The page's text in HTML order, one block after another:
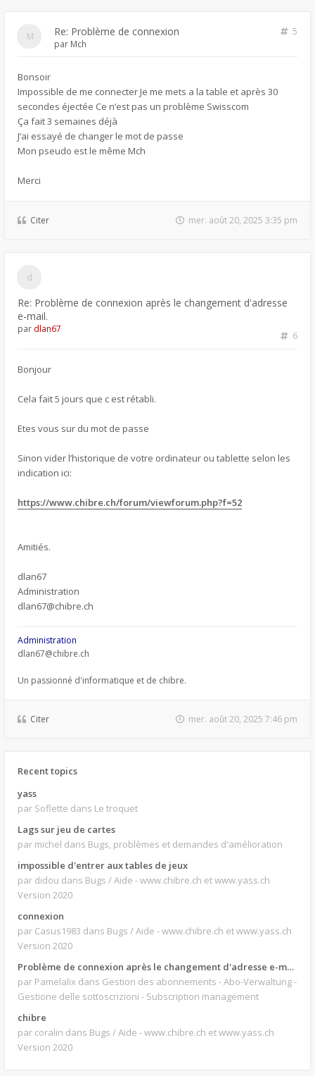
Re: Problème de connexion
5
par Mch
Bonsoir
Impossible de me connecter Je me mets a la table et après 30
secondes éjectée Ce n’est pas un problème Swisscom
Ça fait 3 semaines déjà
J’ai essayé de changer le mot de passe
Mon pseudo est le même Mch
Merci
Citer mer. août 20, 2025 3:35 pm
Re: Problème de connexion après le changement d'adresse
e-mail.
6
par dlan67
Bonjour
Cela fait 5 jours que c est rétabli.
Etes vous sur du mot de passe
Sinon vider l’historique de votre ordinateur ou tablette selon les
indication ici:
https://www.chibre.ch/forum/viewforum.php?f=52
Amitiés.
dlan67
Administration
dlan67@chibre.ch
Administration
dlan67@chibre.ch
Un passionné d'informatique et de chibre.
Citer mer. août 20, 2025 7:46 pm
Recent topics
yass
par Soflette dans Le troquet
Lags sur jeu de cartes
par michel dans Bugs, problèmes et demandes d'amélioration
impossible d'entrer aux tables de jeux
par didou dans Bugs / Aide - www.chibre.ch et www.yass.ch
Version 2020
connexion
par Casus1983 dans Bugs / Aide - www.chibre.ch et www.yass.ch
Version 2020
Problème de connexion après le changement d'adresse e-mail.
par Pamelalix dans Gestion des abonnements - Abo-Verwaltung -
Gestione delle sottoscrizioni - Subscription management
chibre
par coralin dans Bugs / Aide - www.chibre.ch et www.yass.ch
Version 2020